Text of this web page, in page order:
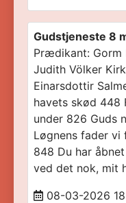
Gudstjeneste 8
Prædikant: Gorm
Judith Völker
Einarsdottir
havets skød
under 826 Guds
Løgnens fader vi
848 Du har
ved det nok, mit
08-03-2026